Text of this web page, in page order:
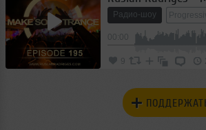
Радио-шоу
9